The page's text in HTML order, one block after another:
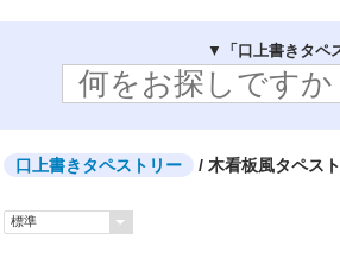
デコ
ウィン
▼ 「口上書きタペ
口上書きタペストリー / 木看板風タペス